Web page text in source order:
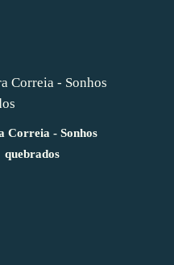
Correia - Sonhos
quebrados